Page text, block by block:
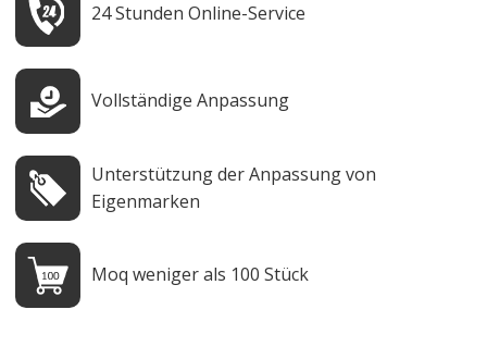
24 Stunden Online-Service
Vollständige Anpassung
Unterstützung der Anpassung von
Eigenmarken
Moq weniger als 100 Stück